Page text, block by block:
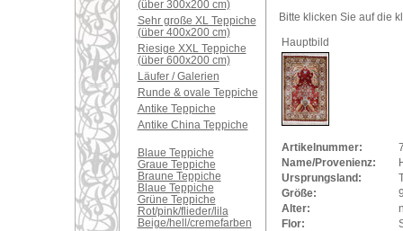
(über 300x200 cm)
Sehr große XL Teppiche
(über 400x200 cm)
Riesige XXL Teppiche
(über 600x200 cm)
Läufer / Galerien
Runde & ovale Teppiche
Antike Teppiche
Antike China Teppiche
Blaue Teppiche
Graue Teppiche
Braune Teppiche
Blaue Teppiche
Grüne Teppiche
Rot/pink/flieder/lila
Beige/hell/cremefarben
Bitte klicken Sie auf die
Hauptbild
Artikelnummer:
Name/Provenienz:
Ursprungsland:
Größe:
Alter:
Flor: